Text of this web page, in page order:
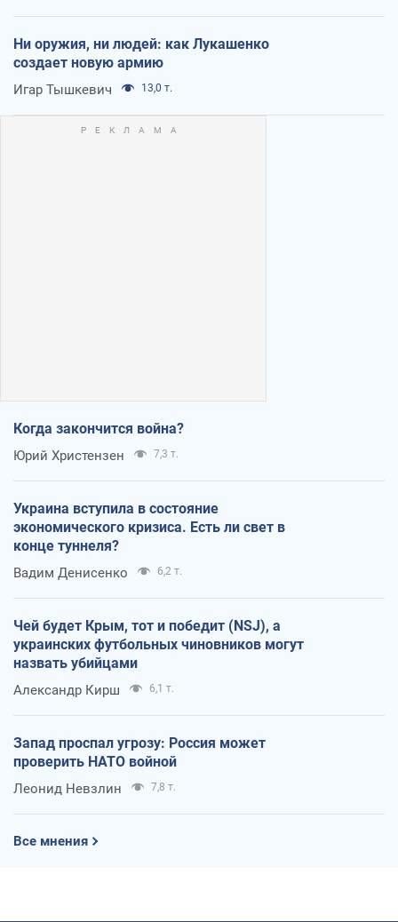
Ни оружия, ни людей: как Лукашенко
создает новую армию
Игар Тышкевич 13,0 т.
Когда закончится война?
Юрий Христензен 7,3 т.
Украина вступила в состояние
экономического кризиса. Есть ли свет в
конце туннеля?
Вадим Денисенко 6,2 т.
Чей будет Крым, тот и победит (NSJ), а
украинских футбольных чиновников могут
назвать убийцами
Александр Кирш 6,1 т.
Запад проспал угрозу: Россия может
проверить НАТО войной
Леонид Невзлин 7,8 т.
Все мнения